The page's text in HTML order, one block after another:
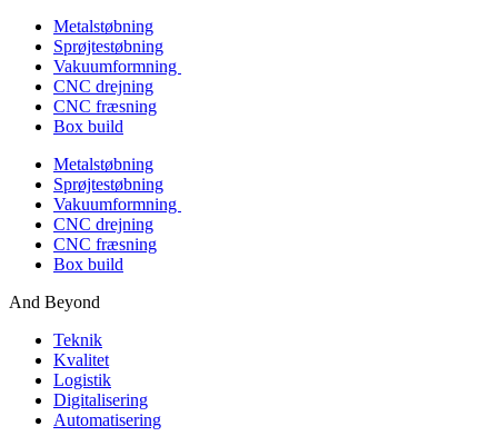
Metalstøbning
Sprøjtestøbning
Vakuumformning
CNC drejning
CNC fræsning
Box build
Metalstøbning
Sprøjtestøbning
Vakuumformning
CNC drejning
CNC fræsning
Box build
And Beyond
Teknik
Kvalitet
Logistik
Digitalisering
Automatisering